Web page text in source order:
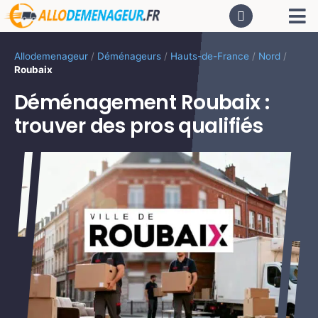
Passer
au
Allodemenageur / Déménageurs / Hauts-de-France / Nord /
Roubaix
Déménagement Roubaix :
trouver des pros qualifiés